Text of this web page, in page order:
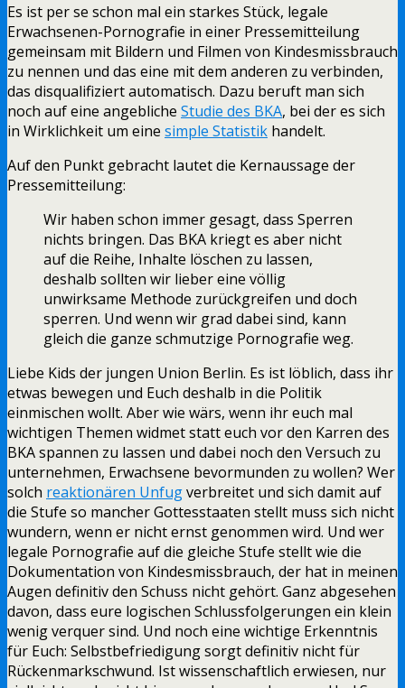
Es ist per se schon mal ein starkes Stück, legale
Erwachsenen-Pornografie in einer Pressemitteilung
gemeinsam mit Bildern und Filmen von Kindesmissbrauch
zu nennen und das eine mit dem anderen zu verbinden,
das disqualifiziert automatisch. Dazu beruft man sich
noch auf eine angebliche Studie des BKA, bei der es sich
in Wirklichkeit um eine simple Statistik handelt.
Auf den Punkt gebracht lautet die Kernaussage der
Pressemitteilung:
Wir haben schon immer gesagt, dass Sperren
nichts bringen. Das BKA kriegt es aber nicht
auf die Reihe, Inhalte löschen zu lassen,
deshalb sollten wir lieber eine völlig
unwirksame Methode zurückgreifen und doch
sperren. Und wenn wir grad dabei sind, kann
gleich die ganze schmutzige Pornografie weg.
Liebe Kids der jungen Union Berlin. Es ist löblich, dass ihr
etwas bewegen und Euch deshalb in die Politik
einmischen wollt. Aber wie wärs, wenn ihr euch mal
wichtigen Themen widmet statt euch vor den Karren des
BKA spannen zu lassen und dabei noch den Versuch zu
unternehmen, Erwachsene bevormunden zu wollen? Wer
solch reaktionären Unfugverbreitet und sich damit auf
die Stufe so mancher Gottesstaaten stellt muss sich nicht
wundern, wenn er nicht ernst genommen wird. Und wer
legale Pornografie auf die gleiche Stufe stellt wie die
Dokumentation von Kindesmissbrauch, der hat in meinen
Augen definitiv den Schuss nicht gehört. Ganz abgesehen
davon, dass eure logischen Schlussfolgerungen ein klein
wenig verquer sind. Und noch eine wichtige Erkenntnis
für Euch: Selbstbefriedigung sorgt definitiv nicht für
Rückenmarkschwund. Ist wissenschaftlich erwiesen, nur